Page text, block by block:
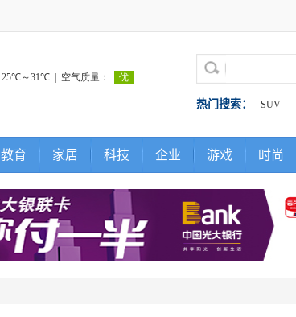
热门搜索： SUV
教育 家居 科技 企业 游戏 时尚